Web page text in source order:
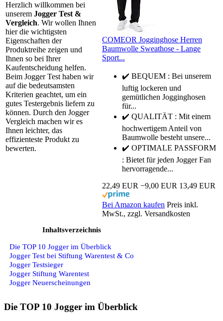
Herzlich willkommen bei
unserem Jogger Test &
Vergleich. Wir wollen Ihnen
hier die wichtigsten
Eigenschaften der
Produktreihe zeigen und
Ihnen so bei Ihrer
Kaufentscheidung helfen.
Beim Jogger Test haben wir
auf die bedeutsamsten
Kriterien geachtet, um ein
gutes Testergebnis liefern zu
können. Durch den Jogger
Vergleich machen wir es
Ihnen leichter, das
effizienteste Produkt zu
bewerten.
COMEOR Jogginghose Herren
Baumwolle Sweathose - Lange
Sport...
✔️ BEQUEM : Bei unserem
luftig lockeren und
gemütlichen Jogginghosen
für...
✔️ QUALITÄT : Mit einem
hochwertigem Anteil von
Baumwolle besteht unsere...
✔️ OPTIMALE PASSFORM
: Bietet für jeden Jogger Fan
hervorragende...
22,49 EUR −9,00 EUR 13,49 EUR
Bei Amazon kaufen Preis inkl.
MwSt., zzgl. Versandkosten
Inhaltsverzeichnis
Die TOP 10 Jogger im Überblick
Jogger Test bei Stiftung Warentest & Co
Jogger Testsieger
Jogger Stiftung Warentest
Jogger Neuerscheinungen
Die TOP 10 Jogger im Überblick